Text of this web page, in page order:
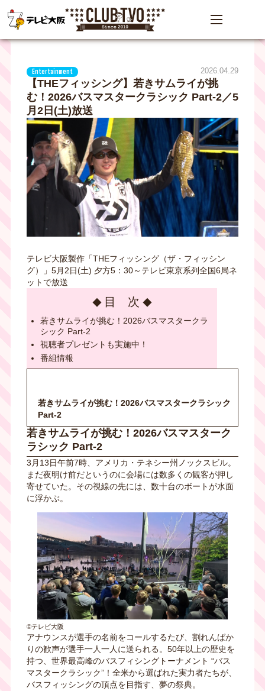
Entertainment 2026.04.29
【THEフィッシング】若きサムライが挑
む！2026バスマスタークラシック Part-2／5
月2日(土)放送
テレビ大阪製作「THEフィッシング（ザ・フィッシン
グ）」5月2日(土) 夕方5：30～テレビ東京系列全国6局ネ
ットで放送
目 次
若きサムライが挑む！2026バスマスタークラ
シック Part-2
視聴者プレゼントも実施中！
番組情報
若きサムライが挑む！2026バスマスタークラシック
Part-2
若きサムライが挑む！2026バスマスターク
ラシック Part-2
3月13日午前7時、アメリカ・テネシー州ノックスビル。
まだ夜明け前だというのに会場には数多くの観客が押し
寄せていた。その視線の先には、数十台のボートが水面
に浮かぶ。
©テレビ大阪
アナウンスが選手の名前をコールするたび、割れんばか
りの歓声が選手一人一人に送られる。50年以上の歴史を
持つ、世界最高峰のバスフィシングトーナメント “バス
マスタークラシック”！全米から選ばれた実力者たちが、
バスフィッシングの頂点を目指す、夢の祭典。